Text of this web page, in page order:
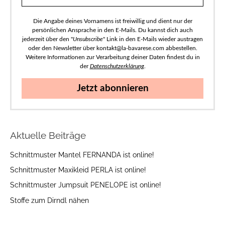
Die Angabe deines Vornamens ist freiwillig und dient nur der
persönlichen Ansprache in den E-Mails. Du kannst dich auch
jederzeit über den "Unsubscribe" Link in den E-Mails wieder austragen
oder den Newsletter über kontakt@la-bavarese.com abbestellen.
Weitere Informationen zur Verarbeitung deiner Daten findest du in
derDatenschutzerklärung.
Jetzt abonnieren
Aktuelle Beiträge
Schnittmuster Mantel FERNANDA ist online!
Schnittmuster Maxikleid PERLA ist online!
Schnittmuster Jumpsuit PENELOPE ist online!
Stoffe zum Dirndl nähen